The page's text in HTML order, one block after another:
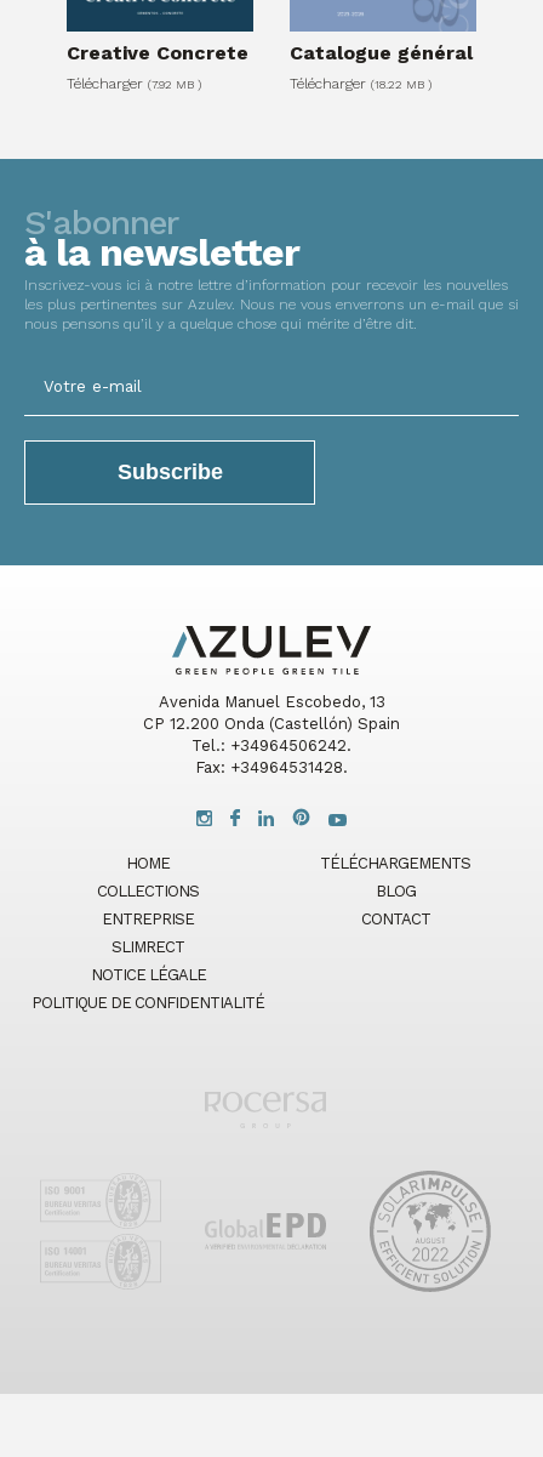
Creative Concrete
Télécharger (7.92 MB )
Catalogue général
Télécharger (18.22 MB )
S'abonner
à la newsletter
Inscrivez-vous ici à notre lettre d’information pour recevoir les nouvelles
les plus pertinentes sur Azulev. Nous ne vous enverrons un e-mail que si
nous pensons qu’il y a quelque chose qui mérite d’être dit.
Avenida Manuel Escobedo, 13
CP 12.200 Onda (Castellón) Spain
Tel.: +34964506242.
Fax: +34964531428.
HOME
COLLECTIONS
ENTREPRISE
SLIMRECT
TÉLÉCHARGEMENTS
BLOG
CONTACT
NOTICE LÉGALE
POLITIQUE DE CONFIDENTIALITÉ